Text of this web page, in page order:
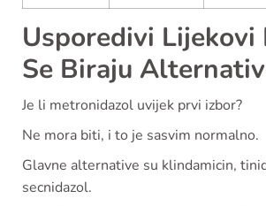
Usporedivi Lijekovi
Se Biraju
Je li metronidazol uvijek prvi izbor?
Ne mora biti, i to je sasvim normalno.
Glavne alternative su klindamicin,
secnidazol.